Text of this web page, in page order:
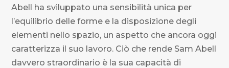
Abell ha sviluppato una sensibilità unica per
l’equilibrio delle forme e la disposizione degli
elementi nello spazio, un aspetto che ancora oggi
caratterizza il suo lavoro. Ciò che rende Sam Abell
davvero straordinario è la sua capacità di